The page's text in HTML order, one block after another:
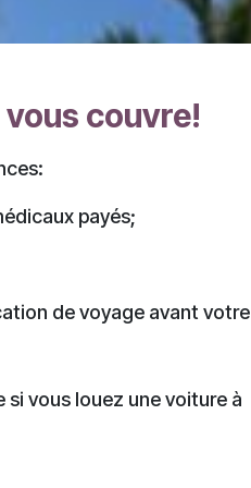
couvre!
payés;
de voyage avant votre
vous louez une voiture à